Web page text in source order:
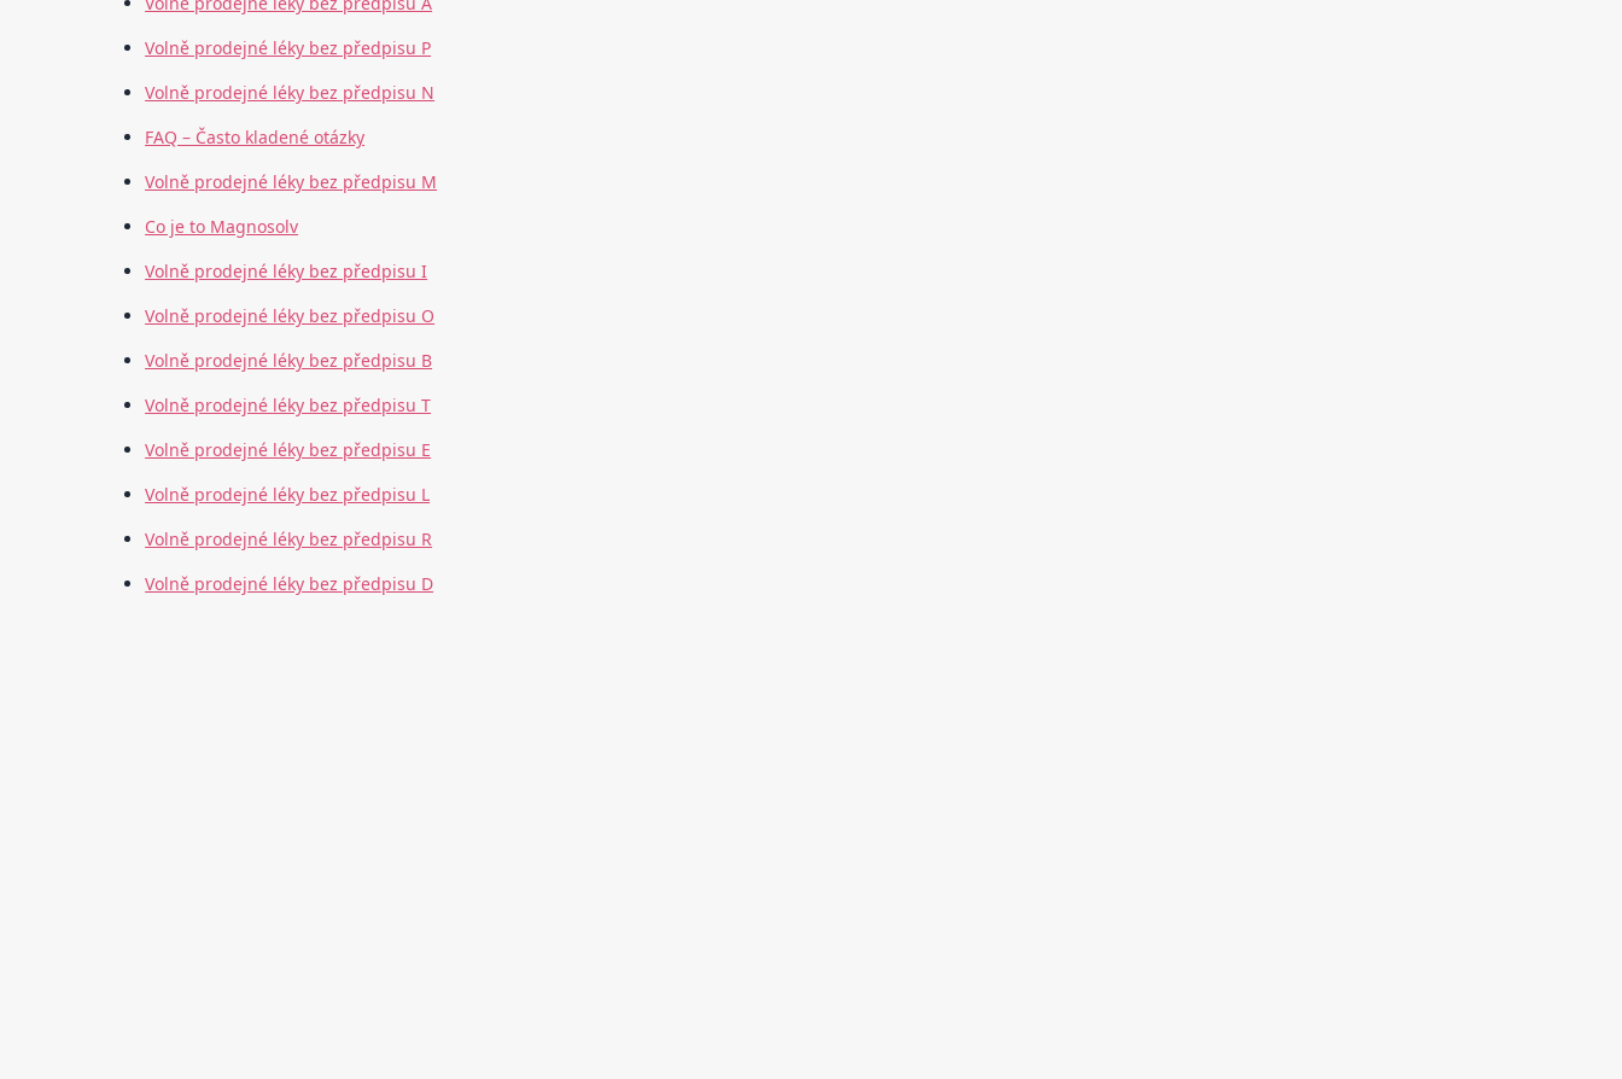
Volně prodejné léky bez předpisu P
Volně prodejné léky bez předpisu N
FAQ – Často kladené otázky
Volně prodejné léky bez předpisu M
Co je to Magnosolv
Volně prodejné léky bez předpisu I
Volně prodejné léky bez předpisu O
Volně prodejné léky bez předpisu B
Volně prodejné léky bez předpisu T
Volně prodejné léky bez předpisu E
Volně prodejné léky bez předpisu L
Volně prodejné léky bez předpisu R
Volně prodejné léky bez předpisu D